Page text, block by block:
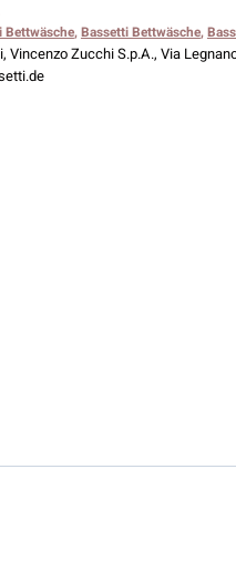
Bettwäsche,Bassetti Bettwäsche,
Vincenzo Zucchi S.p.A., Via